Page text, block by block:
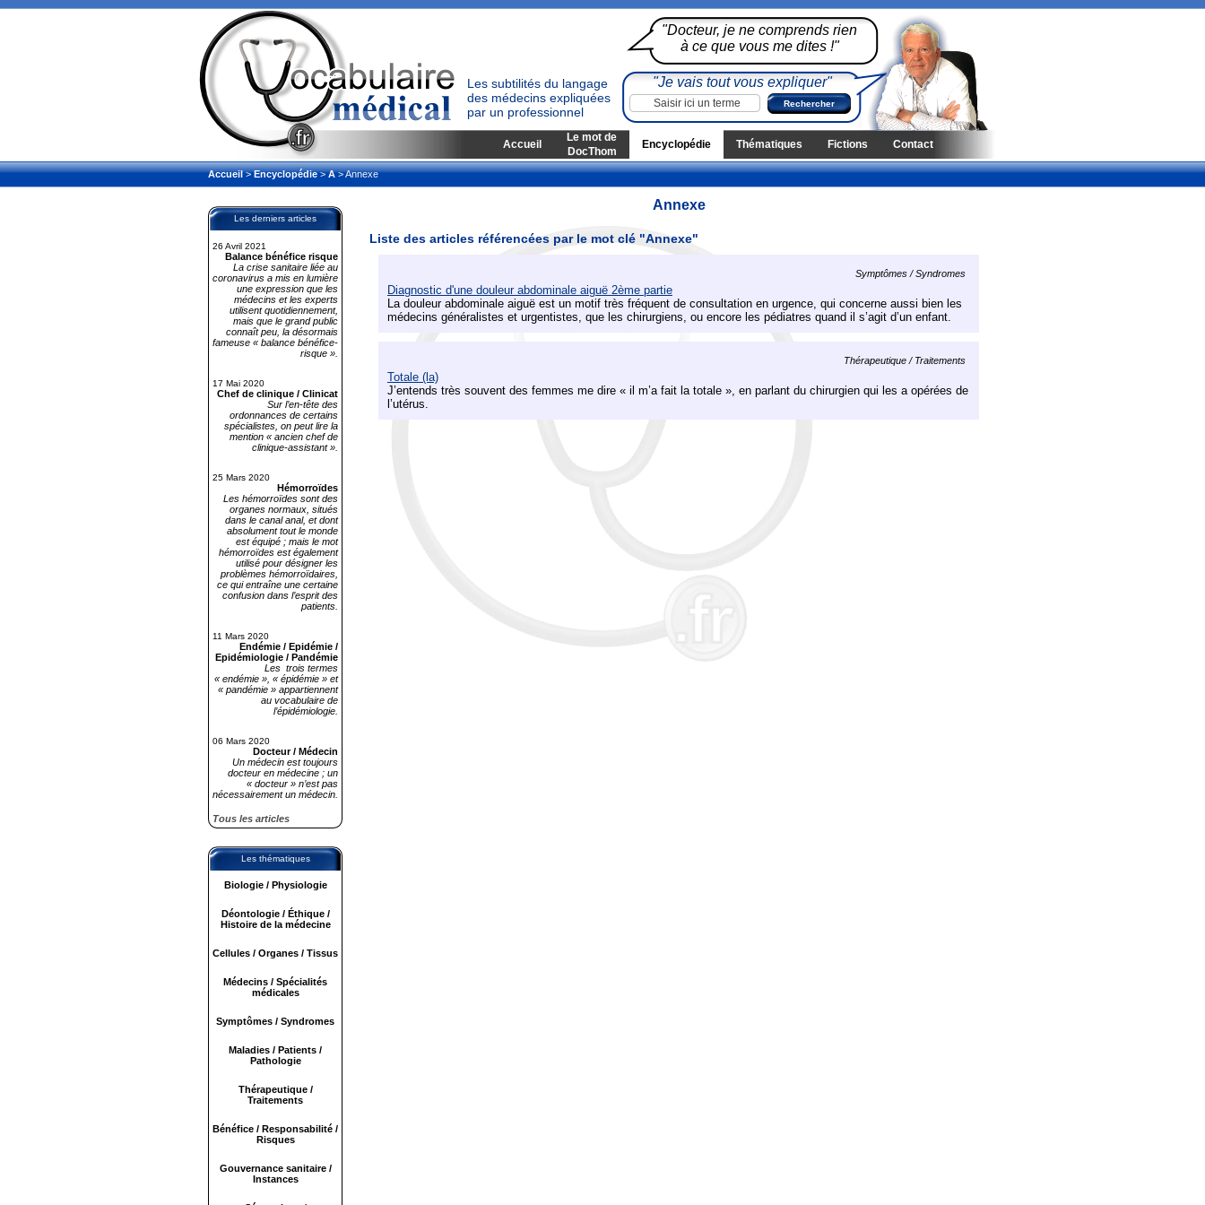
Les subtilités du langage
des médecins expliquées
par un professionnel
"Docteur, je ne comprends rien
à ce que vous me dites !"
"Je vais tout vous expliquer"
Accueil
Le mot de
DocThom
Encyclopédie Thématiques Fictions Contact
Accueil>Encyclopédie>A> Annexe
Les derniers articles
26 Avril 2021
Balance bénéfice risque
La crise sanitaire liée au
coronavirus a mis en lumière
une expression que les
médecins et les experts
utilisent quotidiennement,
mais que le grand public
connaît peu, la désormais
fameuse « balance bénéfice-
risque ».
17 Mai 2020
Chef de clinique / Clinicat
Sur l’en-tête des
ordonnances de certains
spécialistes, on peut lire la
mention « ancien chef de
clinique-assistant ».
25 Mars 2020
Hémorroïdes
Les hémorroïdes sont des
organes normaux, situés
dans le canal anal, et dont
absolument tout le monde
est équipé ; mais le mot
hémorroïdes est également
utilisé pour désigner les
problèmes hémorroïdaires,
ce qui entraîne une certaine
confusion dans l’esprit des
patients.
11 Mars 2020
Endémie / Epidémie /
Epidémiologie / Pandémie
Les trois termes
« endémie », « épidémie » et
« pandémie » appartiennent
au vocabulaire de
l’épidémiologie.
06 Mars 2020
Docteur / Médecin
Un médecin est toujours
docteur en médecine ; un
« docteur » n’est pas
nécessairement un médecin.
Tous les articles
Les thématiques
Biologie / Physiologie
Déontologie / Éthique /
Histoire de la médecine
Cellules / Organes / Tissus
Médecins / Spécialités
médicales
Symptômes / Syndromes
Maladies / Patients /
Pathologie
Thérapeutique /
Traitements
Bénéfice / Responsabilité /
Risques
Gouvernance sanitaire /
Instances
Annexe
Liste des articles référencées par le mot clé "Annexe"
Symptômes / Syndromes
Diagnostic d'une douleur abdominale aiguë 2ème partie
La douleur abdominale aiguë est un motif très fréquent de consultation en urgence, qui concerne aussi bien les
médecins généralistes et urgentistes, que les chirurgiens, ou encore les pédiatres quand il s’agit d’un enfant.
Thérapeutique / Traitements
Totale (la)
J’entends très souvent des femmes me dire « il m’a fait la totale », en parlant du chirurgien qui les a opérées de
l’utérus.